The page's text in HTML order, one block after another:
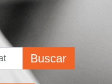
Buscar